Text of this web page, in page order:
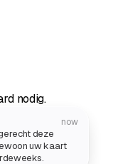
nodig.
now
deze
uw kaart